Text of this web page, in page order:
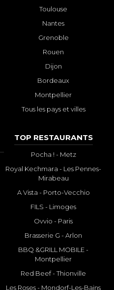
Toulouse
Nantes
Grenoble
Rouen
Dijon
Bordeaux
Montpellier
Tous les pays et villes
TOP RESTAURANTS
Pocha ! - Metz
Royal Kechmara - Les Pennes-
Mirabeau
A Vista - Porto-Vecchio
FILS - Limoges
Ovvio - Paris
Brasserie G - Arlon
BBQ &GRILL MOBILE -
Montpellier
Red Beef - Thionville
Les Roses - Mondorf-Les-Bains